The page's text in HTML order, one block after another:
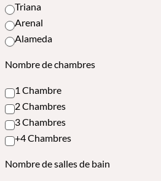
Triana
Arenal
Alameda
Nombre de chambres
1 Chambre
2 Chambres
3 Chambres
+4 Chambres
Nombre de salles de bain